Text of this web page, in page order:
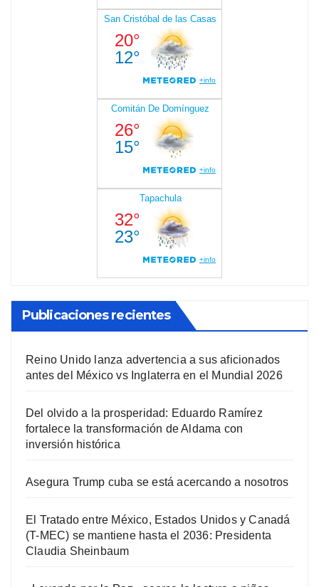
Publicaciones recientes
Reino Unido lanza advertencia a sus aficionados
antes del México vs Inglaterra en el Mundial 2026
Del olvido a la prosperidad: Eduardo Ramírez
fortalece la transformación de Aldama con
inversión histórica
Asegura Trump cuba se está acercando a nosotros
El Tratado entre México, Estados Unidos y Canadá
(T-MEC) se mantiene hasta el 2036: Presidenta
Claudia Sheinbaum